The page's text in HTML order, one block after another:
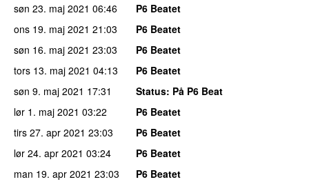
søn 23. maj 2021 06:46
P6 Beatet
ons 19. maj 2021 21:03
P6 Beatet
søn 16. maj 2021 23:03
P6 Beatet
tors 13. maj 2021 04:13
P6 Beatet
søn 9. maj 2021 17:31 Status: På P6 Beat
lør 1. maj 2021 03:22
P6 Beatet
tirs 27. apr 2021 23:03
P6 Beatet
lør 24. apr 2021 03:24
P6 Beatet
man 19. apr 2021 23:03
P6 Beatet